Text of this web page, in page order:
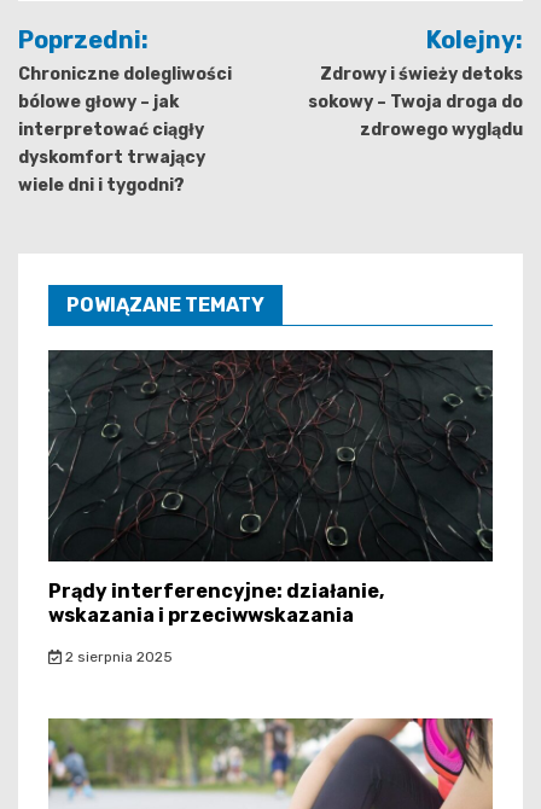
Nawigacja
wpisu
Poprzedni:
Chroniczne dolegliwości
bólowe głowy – jak
interpretować ciągły
dyskomfort trwający
wiele dni i tygodni?
Kolejny:
Zdrowy i świeży detoks
sokowy – Twoja droga do
zdrowego wyglądu
POWIĄZANE TEMATY
Prądy interferencyjne: działanie,
wskazania i przeciwwskazania
2 sierpnia 2025